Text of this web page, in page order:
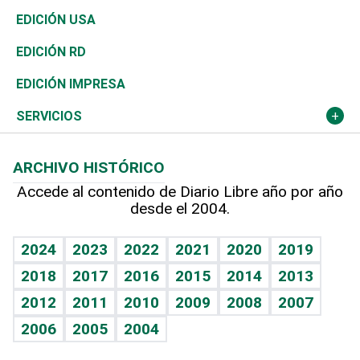
Reportajes
África
Ocenanía
Caribe
Resto del mundo
Vivienda
Telecom.
Global y variable
Economía personal
Buena Vida
Sociales
Novedades
Podcast Arte Libre
Hablando con el pediatra
Vida y familia
Eñe
Celebrando la vida
Sin complejos
Ciclismo
Tenis
Olimpismo
Más deportes
Línea de hit
TBT Deportivo
En Directo
El Espía
Noticiero Poteleche
Columnistas
Más firmas
Tecnología
Historia
Martes de tecnología
Cambio climático
Economía
Revista
Deportes
Opinión
Hecho en casa
Guía del dinero
EDICIÓN USA
EDICIÓN RD
EDICIÓN IMPRESA
SERVICIOS
Cumpleaños
Horóscopos
Crucigramas
ARCHIVO HISTÓRICO
Accede al contenido de Diario Libre año por año
desde el 2004.
2024 2023 2022 2021 2020
2019
2018
2017 2016 2015 2014
2013
2012
2011 2010 2009 2008
2007
2006
2005 2004